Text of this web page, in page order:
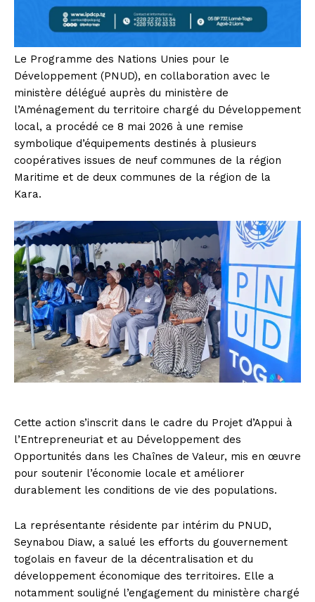
Le Programme des Nations Unies pour le
Développement (PNUD), en collaboration avec le
ministère délégué auprès du ministère de
l’Aménagement du territoire chargé du Développement
local, a procédé ce 8 mai 2026 à une remise
symbolique d’équipements destinés à plusieurs
coopératives issues de neuf communes de la région
Maritime et de deux communes de la région de la
Kara.
Cette action s’inscrit dans le cadre du Projet d’Appui à
l’Entrepreneuriat et au Développement des
Opportunités dans les Chaînes de Valeur, mis en œuvre
pour soutenir l’économie locale et améliorer
durablement les conditions de vie des populations.
La représentante résidente par intérim du PNUD,
Seynabou Diaw, a salué les efforts du gouvernement
togolais en faveur de la décentralisation et du
développement économique des territoires. Elle a
notamment souligné l’engagement du ministère chargé